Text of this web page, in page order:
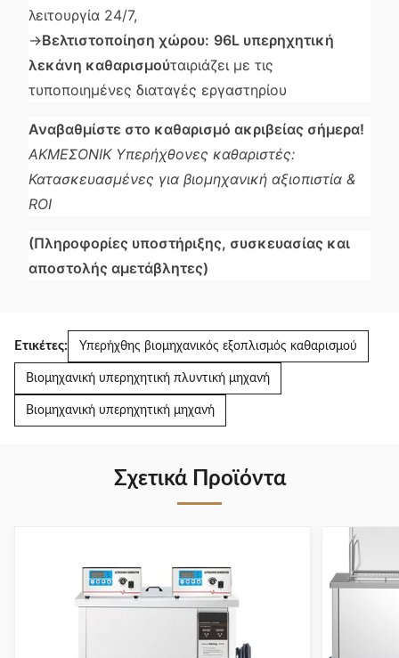
λειτουργία 24/7,
→Βελτιστοποίηση χώρου: 96L υπερηχητική
λεκάνη καθαρισμούταιριάζει με τις
τυποποιημένες διαταγές εργαστηρίου
Αναβαθμίστε στο καθαρισμό ακριβείας σήμερα!
ΑΚΜΕΣΟΝΙΚ Υπερήχθονες καθαριστές:
Κατασκευασμένες για βιομηχανική αξιοπιστία &
ROI
(Πληροφορίες υποστήριξης, συσκευασίας και
αποστολής αμετάβλητες)
Ετικέτες: Υπερήχθης βιομηχανικός εξοπλισμός καθαρισμού
Βιομηχανική υπερηχητική πλυντική μηχανή
Βιομηχανική υπερηχητική μηχανή
Σχετικά Προϊόντα